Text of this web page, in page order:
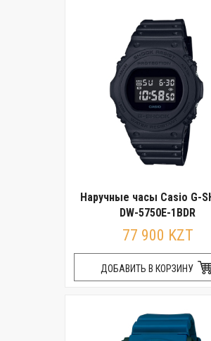
Наручные часы Casio G-
DW-5750E-1BDR
77 900 KZT
ДОБАВИТЬ В КОРЗИНУ